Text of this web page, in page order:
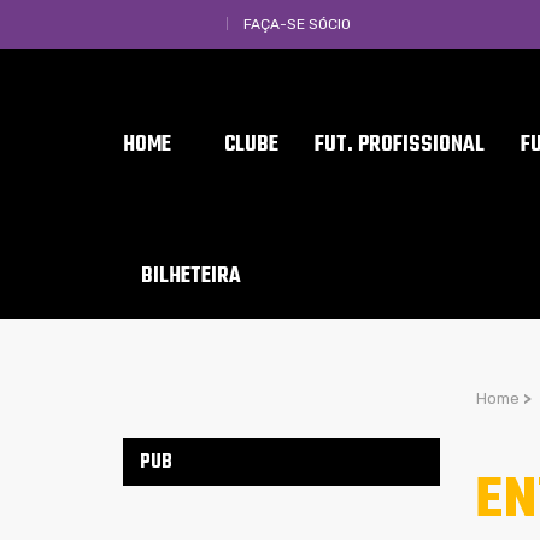
FAÇA-SE SÓCIO
HOME CLUBE FUT. PROFISSIONAL
BILHETEIRA
Home >
PUB